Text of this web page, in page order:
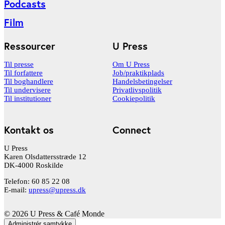
Podcasts
Film
U Press
Om U Press
Job/praktikplads
Handelsbetingelser
Privatlivspolitik
Cookiepolitik
Ressourcer
Til presse
Til forfattere
Til boghandlere
Til undervisere
Til institutioner
Connect
Kontakt os
U Press
Karen Olsdattersstræde 12
DK-4000 Roskilde
Telefon: 60 85 22 08
E-mail: upress@upress.dk
© 2026 U Press & Café Monde